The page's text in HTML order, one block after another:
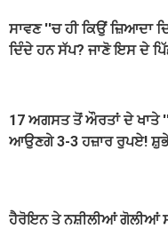
ਸਾਵਣ ''ਚ ਹੀ ਕਿਉਂ ਜ਼ਿਆਦਾ
ਦਿੰਦੇ ਹਨ ਸੱਪ? ਜਾਣੋ ਇਸ ਦੇ
17 ਅਗਸਤ ਤੋਂ ਔਰਤਾਂ ਦੇ ਖਾਤੇ
ਆਉਣਗੇ 3-3 ਹਜ਼ਾਰ ਰੁਪਏ!
ਹੈਰੋਇਨ ਤੇ ਨਸ਼ੀਲੀਆਂ ਗੋਲੀਆਂ